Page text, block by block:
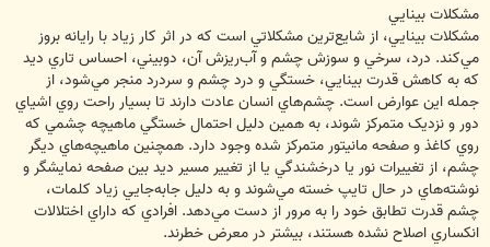
مشکلات بينايي
مشکلات بينايي، از شايع‌ترين مشکلاتي است که در اثر کار زياد با رايانه بروز
مي‌کند. درد، سرخي و سوزش چشم و آب‌ريزش آن، دوبيني، احساس تاري ديد
که به کاهش قدرت بينايي، خستگي و درد چشم و سردرد منجر مي‌شود، از
جمله اين عوارض است. چشم‌هاي انسان عادت دارند تا بسيار راحت روي اشياي
دور و نزديک متمرکز شوند، به همين دليل احتمال خستگي ماهيچه چشمي که
روي کاغذ و صفحه مانيتور متمرکز شده وجود دارد. همچنين ماهيچه‌هاي ديگر
چشم، از تغييرات نور يا درخشندگي يا از تغيير مسير ديد بين صفحه نمايشگر و
نوشته‌هاي در حال تايپ خسته مي‌شوند و به دليل جابه‌جايي زياد کلمات،
چشم قدرت تطابق خود را به مرور از دست مي‌دهد. افرادي که داراي اختلالات
انکساري اصلاح نشده هستند، بيشتر در معرض خطرند.